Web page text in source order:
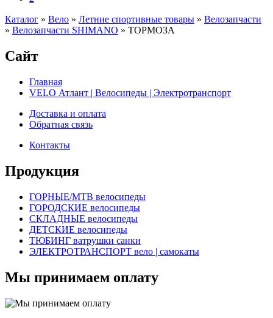
Каталог » Вело » Летние спортивные товары » Велозапчасти
» Велозапчасти SHIMANO » ТОРМОЗА
Сайт
Главная
VELO Атлант | Велосипеды | Электротранспорт
Доставка и оплата
Обратная связь
Контакты
Продукция
ГОРНЫЕ/MTB велосипеды
ГОРОДСКИЕ велосипеды
СКЛАДНЫЕ велосипеды
ДЕТСКИЕ велосипеды
ТЮБИНГ ватрушки санки
ЭЛЕКТРОТРАНСПОРТ вело | самокаты
Мы принимаем оплату